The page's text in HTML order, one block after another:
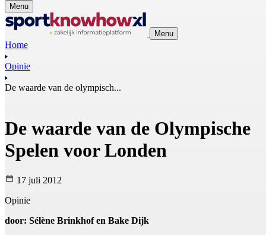
Menu
Menu
Home
Opinie
De waarde van de olympisch...
De waarde van de Olympische
Spelen voor Londen
17 juli 2012
Opinie
door: Sélène Brinkhof en Bake Dijk